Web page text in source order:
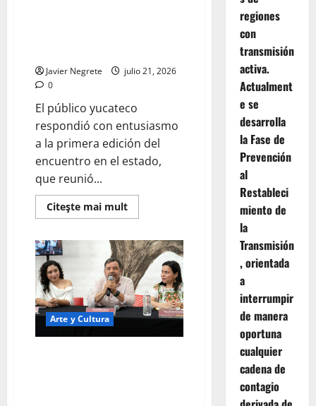
Javier Negrete
julio 21, 2026
0
El público yucateco
respondió con entusiasmo
a la primera edición del
encuentro en el estado,
que reunió...
Citeşte mai multRead
more
funciones
a
lleno
total,
concluye
en
Yucatán
el
Festival
Arte y Cultura
regiones
con
transmisión
activa.
Actualment
e se
desarrolla
la Fase de
Prevención
al
Restableci
miento de
la
Transmisión
, orientada
a
interrumpir
de manera
oportuna
cualquier
cadena de
contagio